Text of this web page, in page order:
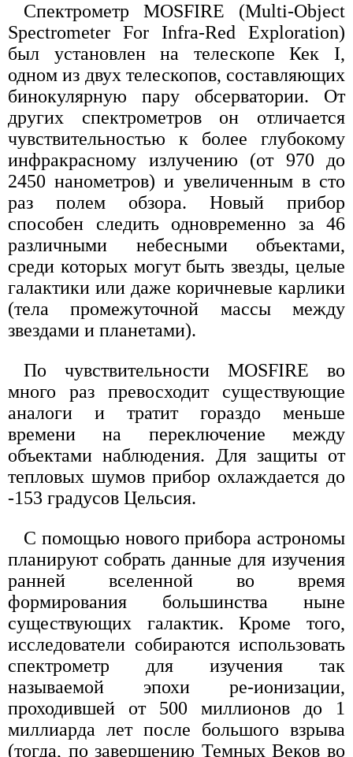
Спектрометр MOSFIRE (Multi-Object
Spectrometer For Infra-Red Exploration)
был установлен на телескопе Кек I,
одном из двух телескопов, составляющих
бинокулярную пару обсерватории. От
других спектрометров он отличается
чувствительностью к более глубокому
инфракрасному излучению (от 970 до
2450 нанометров) и увеличенным в сто
раз полем обзора. Новый прибор
способен следить одновременно за 46
различными небесными объектами,
среди которых могут быть звезды, целые
галактики или даже коричневые карлики
(тела промежуточной массы между
звездами и планетами).
По чувствительности MOSFIRE во
много раз превосходит существующие
аналоги и тратит гораздо меньше
времени на переключение между
объектами наблюдения. Для защиты от
тепловых шумов прибор охлаждается до
-153 градусов Цельсия.
С помощью нового прибора астрономы
планируют собрать данные для изучения
ранней вселенной во время
формирования большинства ныне
существующих галактик. Кроме того,
исследователи собираются использовать
спектрометр для изучения так
называемой эпохи ре-ионизации,
проходившей от 500 миллионов до 1
миллиарда лет после большого взрыва
(тогда, по завершению Темных Веков во